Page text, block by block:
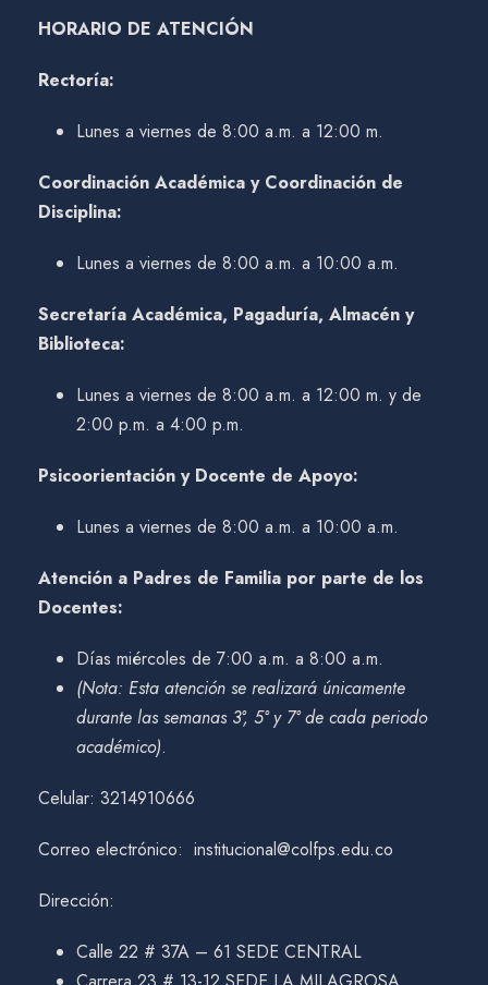
HORARIO DE ATENCIÓN
Rectoría:
Lunes a viernes de 8:00 a.m. a 12:00 m.
Coordinación Académica y Coordinación de
Disciplina:
Lunes a viernes de 8:00 a.m. a 10:00 a.m.
Secretaría Académica, Pagaduría, Almacén y
Biblioteca:
Lunes a viernes de 8:00 a.m. a 12:00 m. y de
2:00 p.m. a 4:00 p.m.
Psicoorientación y Docente de Apoyo:
Lunes a viernes de 8:00 a.m. a 10:00 a.m.
Atención a Padres de Familia por parte de los
Docentes:
Días miércoles de 7:00 a.m. a 8:00 a.m.
(Nota: Esta atención se realizará únicamente
durante las semanas 3°, 5° y 7° de cada periodo
académico).
Celular: 3214910666
Correo electrónico: institucional@colfps.edu.co
Dirección:
Calle 22 # 37A – 61 SEDE CENTRAL